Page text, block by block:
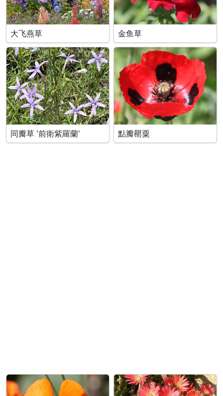
大飞燕草 金鱼草
同瓣草 '前衛紫羅蘭' 點瓣罌粟